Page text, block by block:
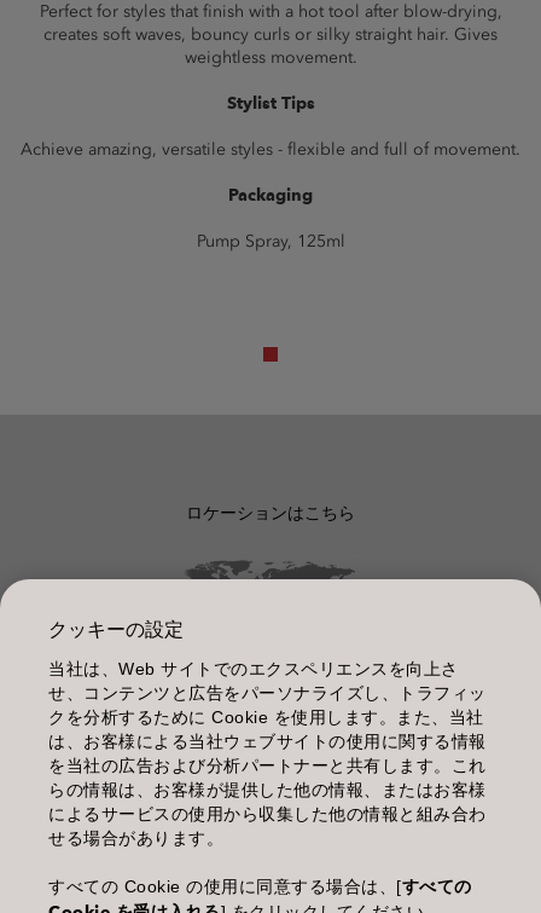
Perfect for styles that finish with a hot tool after blow-drying,
creates soft waves, bouncy curls or silky straight hair. Gives
weightless movement.
Stylist Tips
Achieve amazing, versatile styles - flexible and full of movement.
Packaging
Pump Spray, 125ml
ロケーションはこちら
管理情報
利用規約
個人情報保護指針
化粧品等の使用上の注意
商品に関するお問い合わせ TEL.03-3660-7590
クッキーの設定
当社は、Web サイトでのエクスペリエンスを向上さ
せ、コンテンツと広告をパーソナライズし、トラフィッ
クを分析するために Cookie を使用します。また、当社
は、お客様による当社ウェブサイトの使用に関する情報
を当社の広告および分析パートナーと共有します。これ
らの情報は、お客様が提供した他の情報、またはお客様
によるサービスの使用から収集した他の情報と組み合わ
せる場合があります。
すべての Cookie の使用に同意する場合は、[すべての